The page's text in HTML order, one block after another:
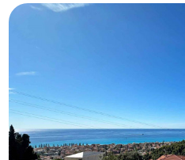
Piscina
Vista mare